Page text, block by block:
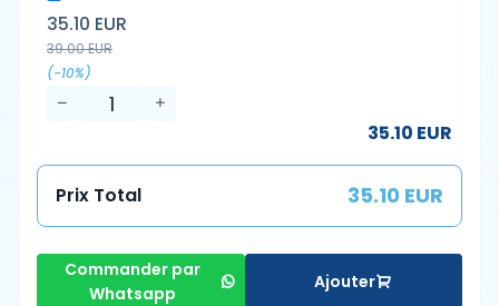
35.10 EUR
39.00 EUR
(-10%)
35.10 EUR
Prix Total 35.10 EUR
Commander par
Whatsapp
Ajouter